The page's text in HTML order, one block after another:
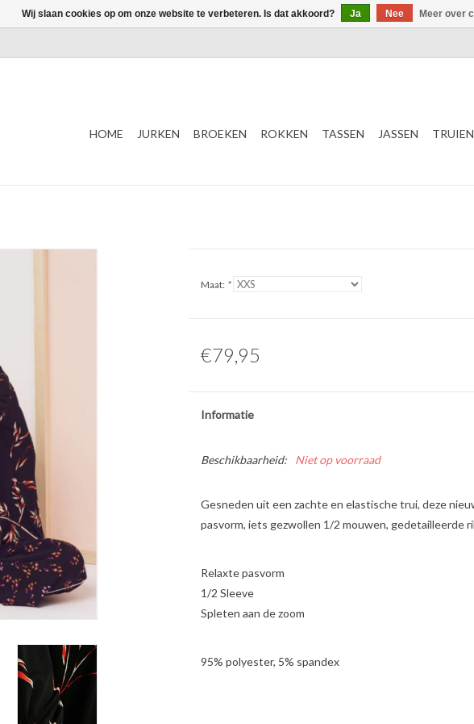
HOME JURKEN BROEKEN ROKKEN TASSEN JASSEN TRUIEN
Maat: *
€79,95
Informatie
Beschikbaarheid: Niet op voorraad
Gesneden uit een zachte en elastische trui, deze
pasvorm, iets gezwollen 1/2 mouwen, gedetailleerde
Relaxte pasvorm
1/2 Sleeve
Spleten aan de zoom
95% polyester, 5% spandex
Wij slaan cookies op om onze website te verbeteren. Is dat akkoord? Ja Nee Meer over